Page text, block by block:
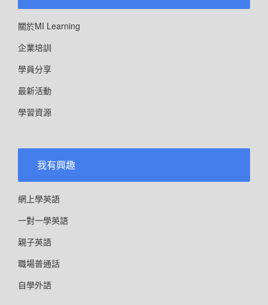
關於MI Learning
企業培訓
學員分享
最新活動
學習資源
我有興趣
網上學英語
一對一學英語
親子英語
職場普通話
自學外語